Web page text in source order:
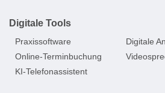
Digitale Tools
Praxissoftware
Digitale
Online-Terminbuchung
KI-Telefonassistent